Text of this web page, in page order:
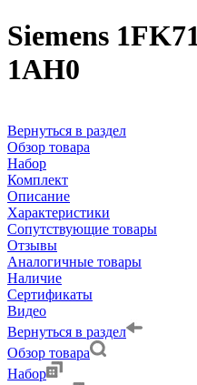
Siemens
1AH0
Вернуться в раздел
Обзор товара
Набор
Комплект
Описание
Характеристики
Сопутствующие товары
Отзывы
Аналогичные товары
Наличие
Сертификаты
Видео
Вернуться в раздел
Обзор товара
Набор